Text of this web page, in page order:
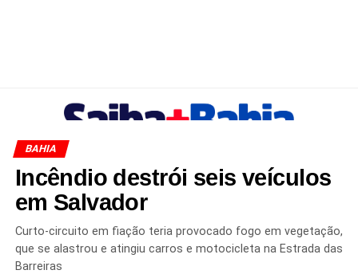
BAHIA
Incêndio destrói seis veículos
em Salvador
Curto-circuito em fiação teria provocado fogo em vegetação,
que se alastrou e atingiu carros e motocicleta na Estrada das
Barreiras